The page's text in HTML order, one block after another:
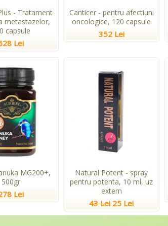
- Tratament
metastazelor,
capsule
Lei
Canticer - pentru afectiuni
oncologice, 120 capsule
352 Lei
MG200+,
500gr
Lei
Natural Potent - spray
pentru potenta, 10 ml, uz
extern
43 Lei 25 Lei